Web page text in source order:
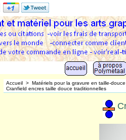
Accueil > Matériels pour la gravure en taille-douce
Cranfield encres taille douce traditionnelles